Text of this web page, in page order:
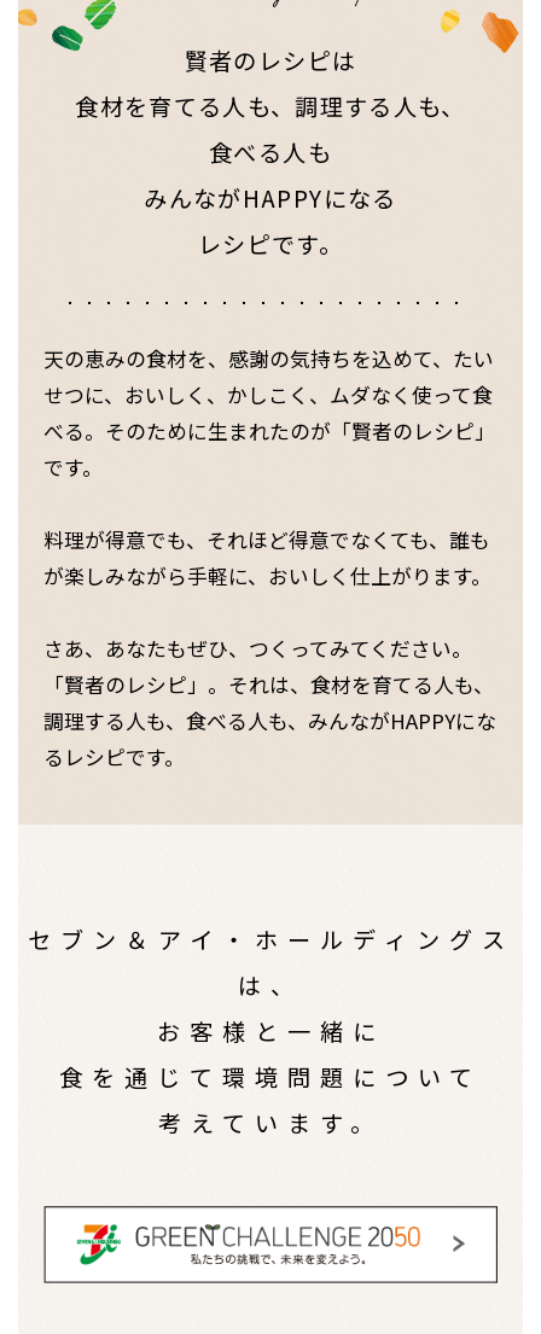
賢者のレシピは
食材を育てる人も、調理する人も、
食べる人も
みんながHAPPYになる
レシピです。
天の恵みの食材を、感謝の気持ちを込めて、たい
せつに、おいしく、かしこく、ムダなく使って食
べる。そのために生まれたのが「賢者のレシピ」
です。
料理が得意でも、それほど得意でなくても、誰も
が楽しみながら手軽に、おいしく仕上がります。
さあ、あなたもぜひ、つくってみてください。
「賢者のレシピ」。それは、食材を育てる人も、
調理する人も、食べる人も、みんながHAPPYにな
るレシピです。
セブン＆アイ・ホールディングス
は、
お客様と一緒に
食を通じて 環境問題について
考えています。